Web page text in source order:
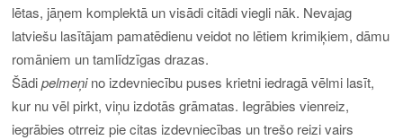
lētas, jāņem komplektā un visādi citādi viegli nāk. Nevajag
latviešu lasītājam pamatēdienu veidot no lētiem krimiķiem, dāmu
romāniem un tamlīdzīgas drazas.
Šādipelmeņino izdevniecību puses krietni iedragā vēlmi lasīt,
kur nu vēl pirkt, viņu izdotās grāmatas. Iegrābies vienreiz,
iegrābies otrreiz pie citas izdevniecības un trešo reizi vairs